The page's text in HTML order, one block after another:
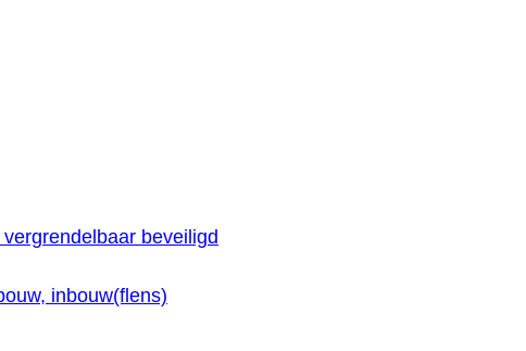
beveiligd
inbouw(flens)